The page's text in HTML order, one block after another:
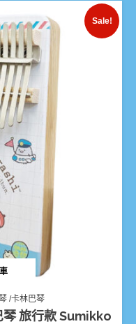
Sale!
/卡林巴琴
旅行款 Sumikko